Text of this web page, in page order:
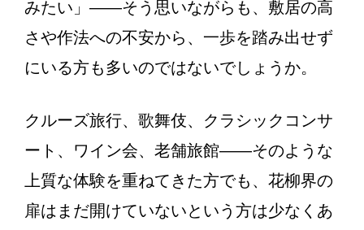
みたい」——そう思いながらも、敷居の高
さや作法への不安から、一歩を踏み出せず
にいる方も多いのではないでしょうか。
クルーズ旅行、歌舞伎、クラシックコンサ
ート、ワイン会、老舗旅館——そのような
上質な体験を重ねてきた方でも、花柳界の
扉はまだ開けていないという方は少なくあ